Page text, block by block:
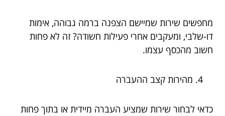
מחפשים שירות שמיישם הצפנה ברמה גבוהה, אימות
דו-שלבי, ומעקבים אחרי פעילות חשודה? זה לא פחות
חשוב מהכסף עצמו.
מהירות קצב ההעברה
כדאי לבחור שירות שמציע העברה מיידית או בתוך פחות